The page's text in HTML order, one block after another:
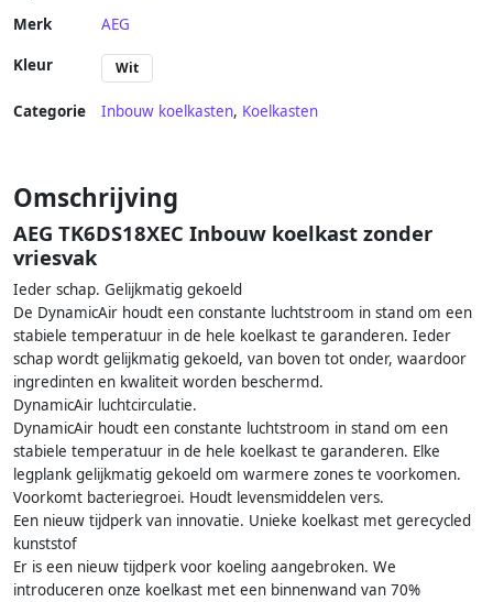
Merk AEG
Kleur Wit
Categorie Inbouw koelkasten, Koelkasten
Omschrijving
AEG TK6DS18XEC Inbouw koelkast zonder
vriesvak
Ieder schap. Gelijkmatig gekoeld
De DynamicAir houdt een constante luchtstroom in stand om een
stabiele temperatuur in de hele koelkast te garanderen. Ieder
schap wordt gelijkmatig gekoeld, van boven tot onder, waardoor
ingredinten en kwaliteit worden beschermd.
DynamicAir luchtcirculatie.
DynamicAir houdt een constante luchtstroom in stand om een
stabiele temperatuur in de hele koelkast te garanderen. Elke
legplank gelijkmatig gekoeld om warmere zones te voorkomen.
Voorkomt bacteriegroei. Houdt levensmiddelen vers.
Een nieuw tijdperk van innovatie. Unieke koelkast met gerecycled
kunststof
Er is een nieuw tijdperk voor koeling aangebroken. We
introduceren onze koelkast met een binnenwand van 70%